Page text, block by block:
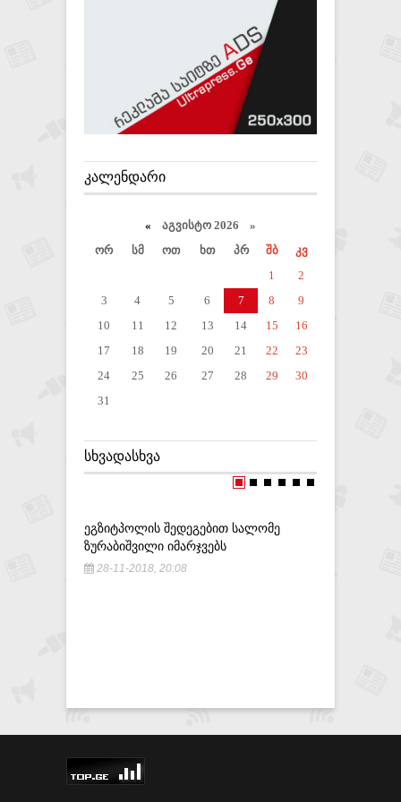
ᲙᲐᲚᲔᲜᲓᲐᲠᲘ
« აგვისტო 2026 »
ორ
სმ ოთ ხთ პრ შბ
კვ
1
2
3
4 5 6 7 8
9
10
11 12 13 14 15
16
17
18 19 20 21 22
23
24
25 26 27 28 29
30
31
ᲡᲮᲕᲐᲓᲐᲡᲮᲕᲐ
ᲔᲒᲖᲘᲢᲞᲝᲚᲘᲡ ᲨᲔᲓᲔᲒᲔᲑᲘᲗ ᲡᲐᲚᲝᲛᲔ
ᲖᲣᲠᲐᲑᲘᲨᲕᲘᲚᲘ ᲘᲛᲐᲠᲯᲕᲔᲑᲡ
28-11-2018, 20:08